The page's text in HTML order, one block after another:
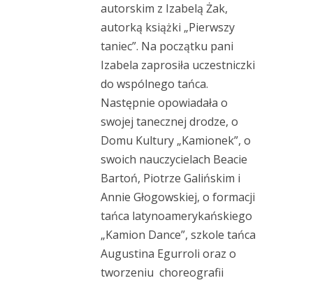
autorskim z Izabelą Żak,
autorką książki „Pierwszy
taniec”. Na początku pani
Izabela zaprosiła uczestniczki
do wspólnego tańca.
Następnie opowiadała o
swojej tanecznej drodze, o
Domu Kultury „Kamionek”, o
swoich nauczycielach Beacie
Bartoń, Piotrze Galińskim i
Annie Głogowskiej, o formacji
tańca latynoamerykańskiego
„Kamion Dance”, szkole tańca
Augustina Egurroli oraz o
tworzeniu choreografii